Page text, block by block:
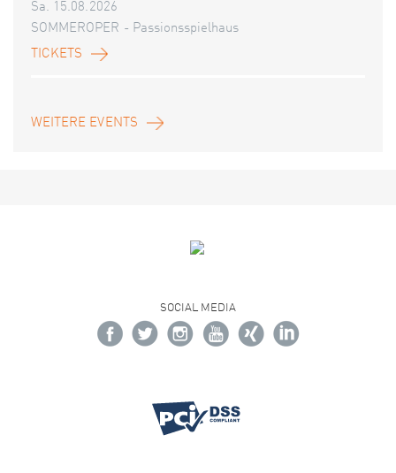
Sa. 15.08.2026
SOMMEROPER - Passionsspielhaus
TICKETS
WEITERE EVENTS
SOCIAL MEDIA